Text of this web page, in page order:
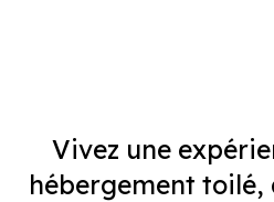
Vivez une
hébergement